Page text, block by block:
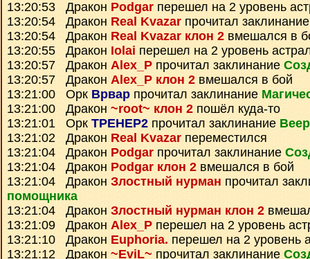
13:20:53 Дракон Podgar перешел на 2 уровень
13:20:54 Дракон Real Kvazar прочитал
13:20:54 Дракон Real Kvazar клон 2 вмешался в
13:20:55 Дракон Iolai перешел на 2 уровень
13:20:57 Дракон Alex_P прочитал заклинание
13:20:57 Дракон Alex_P клон 2 вмешался в бой
13:21:00 Орк Врвар прочитал заклинание
13:21:00 Дракон ~root~ клон 2 пошёл куда-то
13:21:01 Орк TPEHEP2 прочитал заклинание
13:21:02 Дракон Real Kvazar переместился
13:21:04 Дракон Podgar прочитал заклинание
13:21:04 Дракон Podgar клон 2 вмешался в бой
13:21:04 Дракон Злостный нурман прочитал
помощника
13:21:04 Дракон Злостный нурман клон 2
13:21:09 Дракон Alex_P перешел на 2 уровень
13:21:10 Дракон Euphoria. перешел на 2 уровень
13:21:12 Дракон ~EviL~ прочитал заклинание